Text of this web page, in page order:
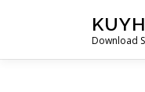
Download